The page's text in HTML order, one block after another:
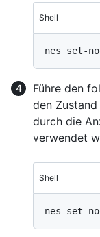
Shell
Führe den
den Zustand
durch die
verwendet
Shell